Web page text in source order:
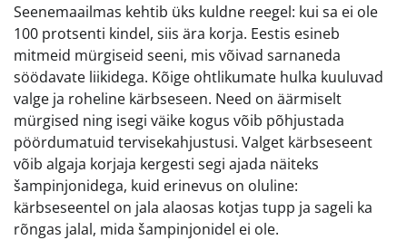
Seenemaailmas kehtib üks kuldne reegel: kui sa ei ole
100 protsenti kindel, siis ära korja. Eestis esineb
mitmeid mürgiseid seeni, mis võivad sarnaneda
söödavate liikidega. Kõige ohtlikumate hulka kuuluvad
valge ja roheline kärbseseen. Need on äärmiselt
mürgised ning isegi väike kogus võib põhjustada
pöördumatuid tervisekahjustusi. Valget kärbseseent
võib algaja korjaja kergesti segi ajada näiteks
šampinjonidega, kuid erinevus on oluline:
kärbseseentel on jala alaosas kotjas tupp ja sageli ka
rõngas jalal, mida šampinjonidel ei ole.